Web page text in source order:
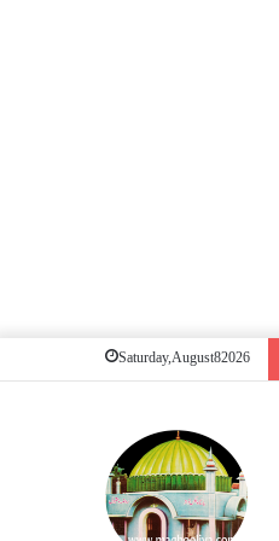
Saturday, August 8 2026